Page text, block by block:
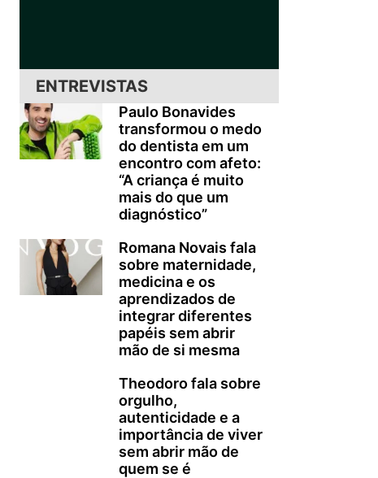
ENTREVISTAS
Paulo Bonavides
transformou o medo
do dentista em um
encontro com afeto:
“A criança é muito
mais do que um
diagnóstico”
Romana Novais fala
sobre maternidade,
medicina e os
aprendizados de
integrar diferentes
papéis sem abrir
mão de si mesma
Theodoro fala sobre
orgulho,
autenticidade e a
importância de viver
sem abrir mão de
quem se é